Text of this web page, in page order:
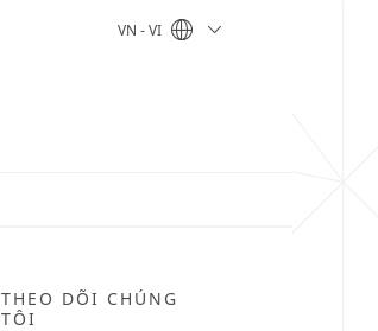
VN - VI
THEO DÕI CHÚNG
TÔI